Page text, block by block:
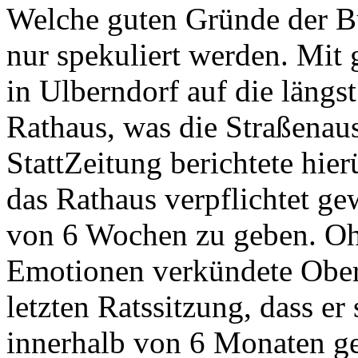
Welche guten Gründe der
nur spekuliert werden. Mit
in Ulberndorf auf die
Rathaus, was die
StattZeitung berichtete
das Rathaus verpflichtet
von 6 Wochen zu geben.
Emotionen verkündete
letzten Ratssitzung, dass
innerhalb von 6 Monaten